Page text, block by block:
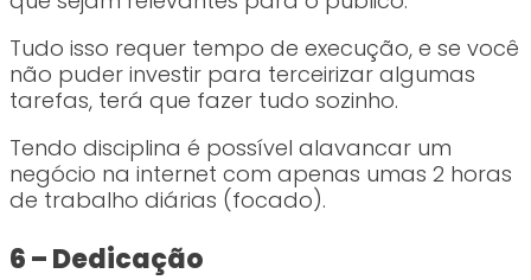
Tudo isso requer tempo de execução, e se você
não puder investir para terceirizar algumas
tarefas, terá que fazer tudo sozinho.
Tendo disciplina é possível alavancar um
negócio na internet com apenas umas 2 horas
de trabalho diárias (focado).
6 – Dedicação